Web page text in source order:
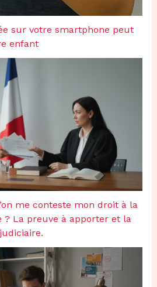
sur votre smartphone peut
enfant
me conteste mon droit à la
? La preuve à apporter et la